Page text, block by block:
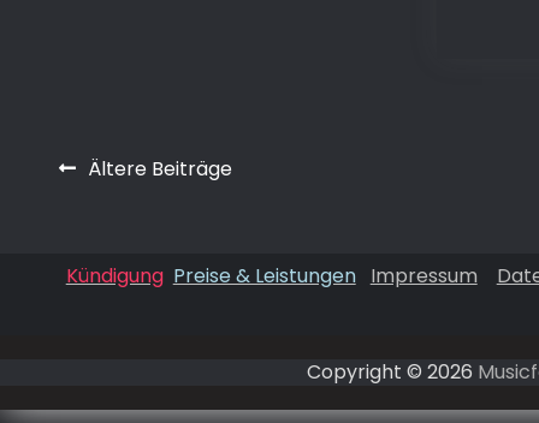
Beitragsnavigation
Ältere Beiträge
Kündigung Preise & Leistungen Impressum
Copyright © 2026